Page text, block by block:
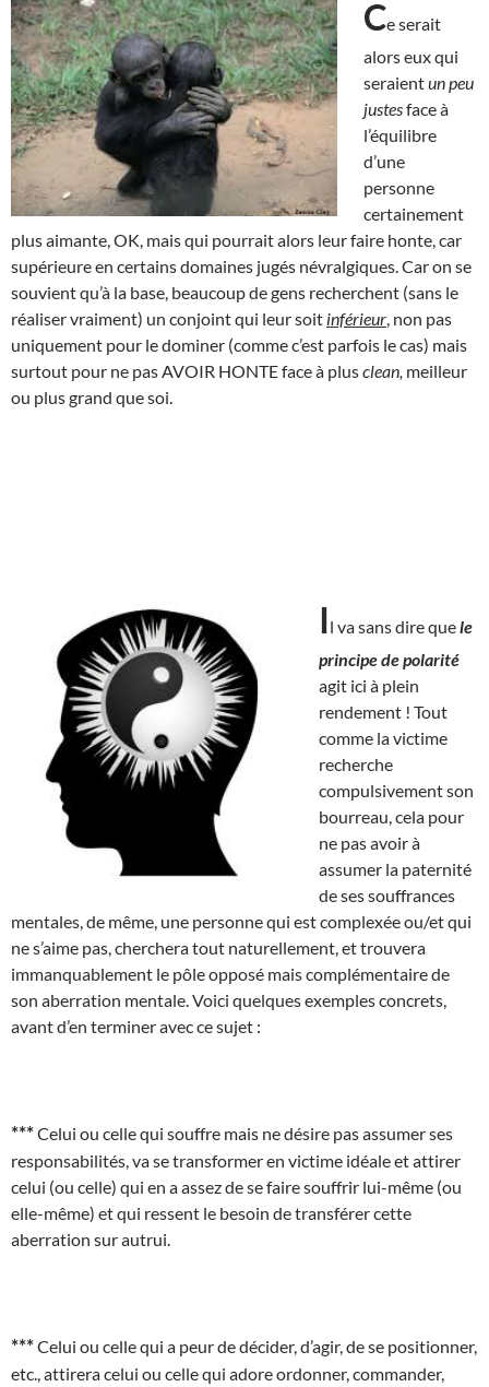
Ce serait
alors eux qui
seraientun peu
justesface à
l’équilibre
d’une
personne
certainement
plus aimante, OK, mais qui pourrait alors leur faire honte, car
supérieure en certains domaines jugés névralgiques. Car on se
souvient qu’à la base, beaucoup de gens recherchent (sans le
réaliser vraiment) un conjoint qui leur soit inférieur , non pas
uniquement pour le dominer (comme c’est parfois le cas) mais
surtout pour ne pas AVOIR HONTE face à plusclean, meilleur
ou plus grand que soi.
Il va sans dire quele
principe de polarité
agit ici à plein
rendement ! Tout
comme la victime
recherche
compulsivement son
bourreau, cela pour
ne pas avoir à
assumer la paternité
de ses souffrances
mentales, de même, une personne qui est complexée ou/et qui
ne s’aime pas, cherchera tout naturellement, et trouvera
immanquablement le pôle opposé mais complémentaire de
son aberration mentale. Voici quelques exemples concrets,
avant d’en terminer avec ce sujet :
***Celui ou celle qui souffre mais ne désire pas assumer ses
responsabilités, va se transformer en victime idéale et attirer
celui (ou celle) qui en a assez de se faire souffrir lui-même (ou
elle-même) et qui ressent le besoin de transférer cette
aberration sur autrui.
***Celui ou celle qui a peur de décider, d’agir, de se positionner,
etc., attirera celui ou celle qui adore ordonner, commander,